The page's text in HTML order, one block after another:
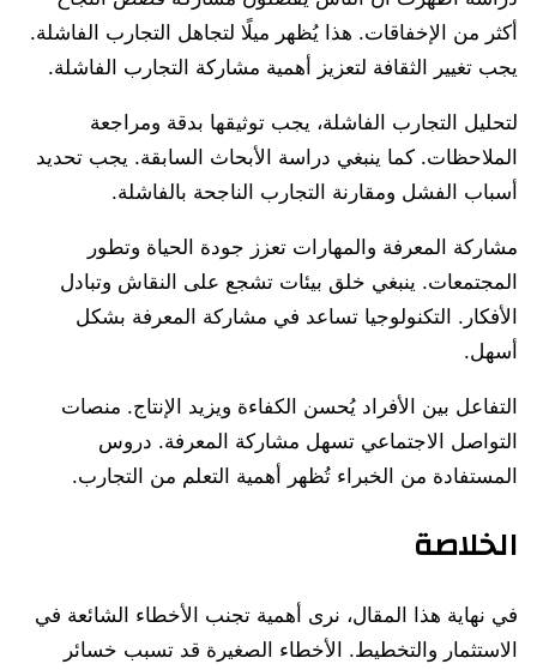
أكثر من الإخفاقات. هذا يُظهر ميلًا لتجاهل التجارب الفاشلة.
يجب تغيير الثقافة لتعزيز أهمية مشاركة التجارب الفاشلة.
لتحليل التجارب الفاشلة، يجب توثيقها بدقة ومراجعة
الملاحظات. كما ينبغي دراسة الأبحاث السابقة. يجب تحديد
أسباب الفشل ومقارنة التجارب الناجحة بالفاشلة.
مشاركة المعرفة والمهارات تعزز جودة الحياة وتطور
المجتمعات. ينبغي خلق بيئات تشجع على النقاش وتبادل
الأفكار. التكنولوجيا تساعد في مشاركة المعرفة بشكل
أسهل.
التفاعل بين الأفراد يُحسن الكفاءة ويزيد الإنتاج. منصات
التواصل الاجتماعي تسهل مشاركة المعرفة. دروس
المستفادة من الخبراء تُظهر أهمية التعلم من التجارب.
الخلاصة
في نهاية هذا المقال، نرى أهمية تجنب الأخطاء الشائعة في
الاستثمار والتخطيط. الأخطاء الصغيرة قد تسبب خسائر